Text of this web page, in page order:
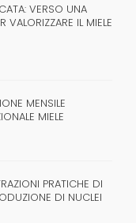
VERSO UNA
VALORIZZARE IL MIELE
MENSILE
MIELE
PRATICHE DI
DI NUCLEI